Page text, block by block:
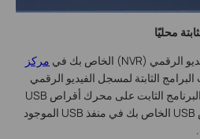
محليًا
مركز
الثابتة لمسجل الفيديو الرقمي
(NVR) الخاص بك وحفظ ملف البرنامج الثابت على محرك أقراص USB
الخاص بك. أدخل محرك أقراص USB الخاص بك في منفذ USB الموجود